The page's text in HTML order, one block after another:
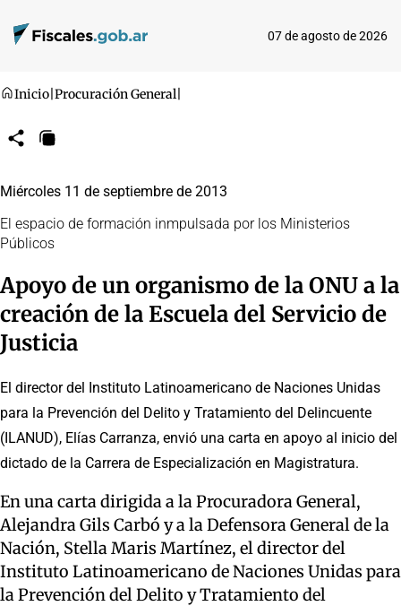
07 de agosto de 2026
Inicio Procuración General
CompartirCopiar
Miércoles 11 de septiembre de 2013
El espacio de formación inmpulsada por los Ministerios
Públicos
Apoyo de un organismo de la ONU a la
creación de la Escuela del Servicio de
Justicia
El director del Instituto Latinoamericano de Naciones Unidas
para la Prevención del Delito y Tratamiento del Delincuente
(ILANUD), Elías Carranza, envió una carta en apoyo al inicio del
dictado de la Carrera de Especialización en Magistratura.
En una carta dirigida a la Procuradora General,
Alejandra Gils Carbó y a la Defensora General de la
Nación, Stella Maris Martínez, el director del
Instituto Latinoamericano de Naciones Unidas para
la Prevención del Delito y Tratamiento del